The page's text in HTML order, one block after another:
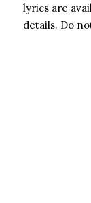
lyrics are
details. Do